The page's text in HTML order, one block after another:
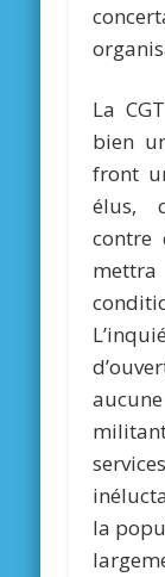
La
bien
front
élus,
contre
la